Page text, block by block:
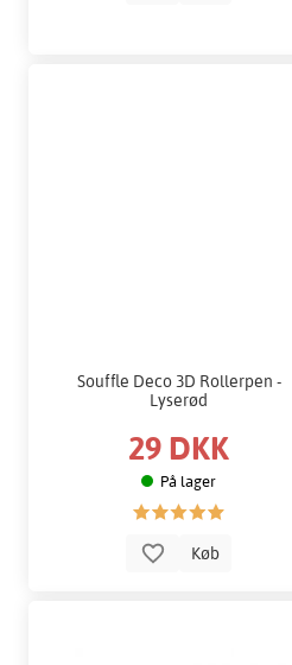
Souffle Deco 3D Rollerpen -
Lyserød
29 DKK
På lager
Køb